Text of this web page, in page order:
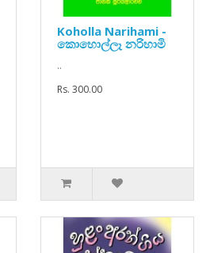
Koholla Narihami -
කොහොල්ලෑ නරිහාමි
..
Rs. 300.00